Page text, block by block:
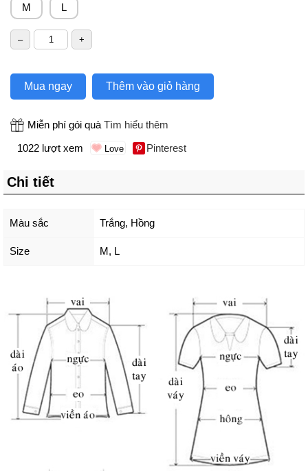
M
L
Mua ngay Thêm vào giỏ hàng
Miễn phí gói quà Tìm hiểu thêm
1022 lượt xem
Pinterest
Chi tiết
Màu sắc Trắng, Hồng
Size M, L